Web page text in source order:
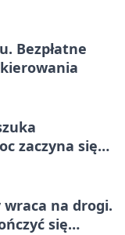
Bezpłatne
zaczyna się
na drogi.
się